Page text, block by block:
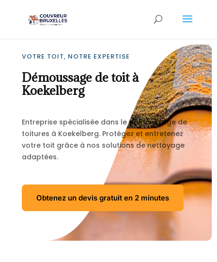
VOTRE TOIT, NOTRE EXPERTISE
Démoussage de toit à
Koekelberg
Entreprise spécialisée dans le démoussage de
toitures à Koekelberg. Protégez et entretenez
votre toit grâce à nos solutions de nettoyage
adaptées.
Obtenez un devis gratuit en 2 minutes